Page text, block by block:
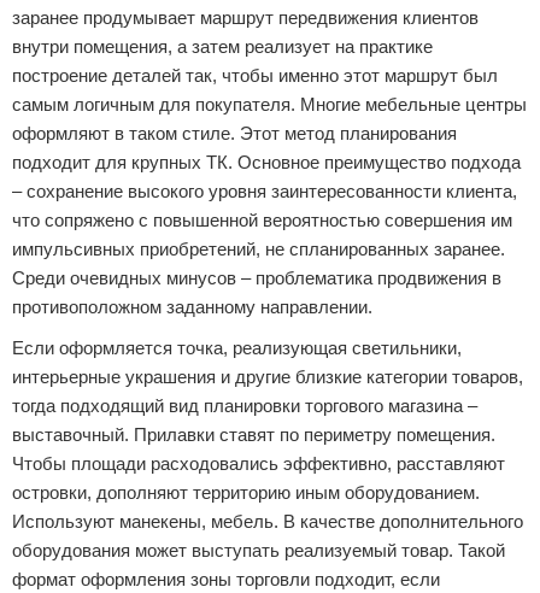
заранее продумывает маршрут передвижения клиентов
внутри помещения, а затем реализует на практике
построение деталей так, чтобы именно этот маршрут был
самым логичным для покупателя. Многие мебельные центры
оформляют в таком стиле. Этот метод планирования
подходит для крупных ТК. Основное преимущество подхода
– сохранение высокого уровня заинтересованности клиента,
что сопряжено с повышенной вероятностью совершения им
импульсивных приобретений, не спланированных заранее.
Среди очевидных минусов – проблематика продвижения в
противоположном заданному направлении.
Если оформляется точка, реализующая светильники,
интерьерные украшения и другие близкие категории товаров,
тогда подходящий вид планировки торгового магазина –
выставочный. Прилавки ставят по периметру помещения.
Чтобы площади расходовались эффективно, расставляют
островки, дополняют территорию иным оборудованием.
Используют манекены, мебель. В качестве дополнительного
оборудования может выступать реализуемый товар. Такой
формат оформления зоны торговли подходит, если